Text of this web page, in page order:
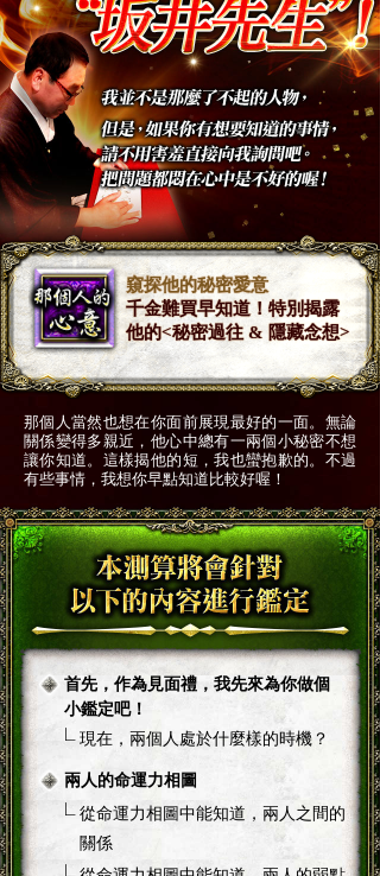
窺探他的秘密愛意
千金難買早知道！特別揭露
他的<秘密過往 & 隱藏念想>
那個人當然也想在你面前展現最好的一面。無論
關係變得多親近，他心中總有一兩個小秘密不想
讓你知道。這樣揭他的短，我也蠻抱歉的。不過
有些事情，我想你早點知道比較好喔！
首先，作為見面禮，我先來為你做個
小鑑定吧！
現在，兩個人處於什麼樣的時機？
兩人的命運力相圖
從命運力相圖中能知道，兩人之間的
關係